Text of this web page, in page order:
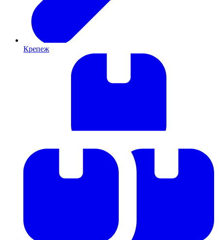
Крепеж